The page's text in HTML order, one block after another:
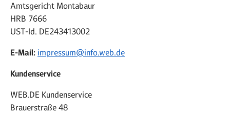
Amtsgericht Montabaur
HRB 7666
UST-Id. DE243413002
E-Mail: impressum@info.web.de
Kundenservice
WEB.DE Kundenservice
Brauerstraße 48